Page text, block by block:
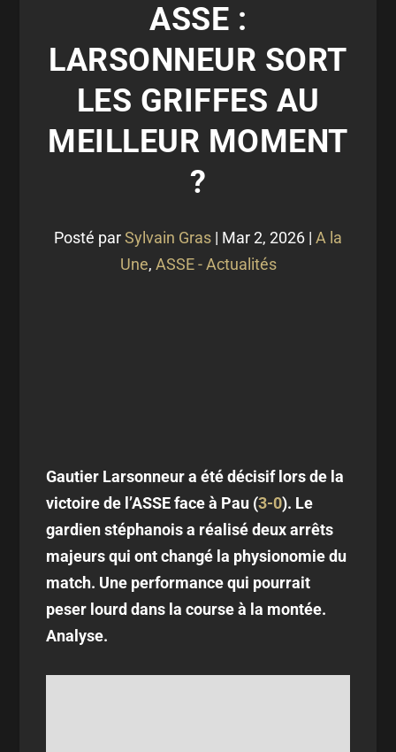
ASSE :
LARSONNEUR SORT
LES GRIFFES AU
MEILLEUR MOMENT
?
Posté parSylvain Gras | Mar 2, 2026 | A la
Une, ASSE - Actualités
Gautier Larsonneur a été décisif lors de la
victoire de l’ASSE face à Pau (3-0). Le
gardien stéphanois a réalisé deux arrêts
majeurs qui ont changé la physionomie du
match. Une performance qui pourrait
peser lourd dans la course à la montée.
Analyse.